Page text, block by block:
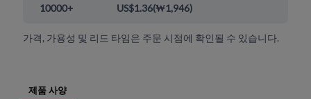
10000+ US$1.36(₩1,946)
가격, 가용성 및 리드 타임은 주문 시점에 확인될 수 있습니다.
제품 사양